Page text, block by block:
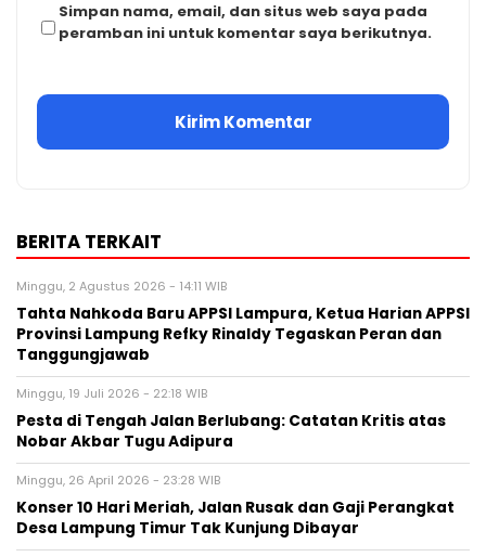
Simpan nama, email, dan situs web saya pada
peramban ini untuk komentar saya berikutnya.
BERITA TERKAIT
Minggu, 2 Agustus 2026 - 14:11 WIB
Tahta Nahkoda Baru APPSI Lampura, Ketua Harian APPSI
Provinsi Lampung Refky Rinaldy Tegaskan Peran dan
Tanggungjawab
Minggu, 19 Juli 2026 - 22:18 WIB
Pesta di Tengah Jalan Berlubang: Catatan Kritis atas
Nobar Akbar Tugu Adipura
Minggu, 26 April 2026 - 23:28 WIB
Konser 10 Hari Meriah, Jalan Rusak dan Gaji Perangkat
Desa Lampung Timur Tak Kunjung Dibayar